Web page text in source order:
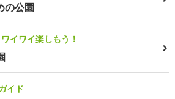
の公園
イワイ楽しもう！
イド